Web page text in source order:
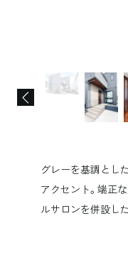
グレーを基調とし
アクセント。端正
ルサロンを併設し